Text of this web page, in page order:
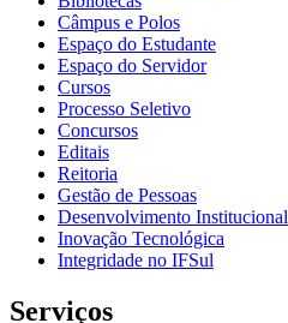
Câmpus e Polos
Espaço do Estudante
Espaço do Servidor
Cursos
Processo Seletivo
Concursos
Editais
Reitoria
Gestão de Pessoas
Desenvolvimento Institucional
Inovação Tecnológica
Integridade no IFSul
Serviços